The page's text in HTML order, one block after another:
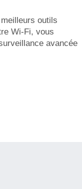
outils
Wi-Fi, vous
avancée